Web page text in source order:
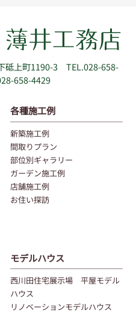
砥上町1190-3
TEL.028-658-
658-4429
各種施工例
新築施工例
間取りプラン
部位別ギャラリー
ガーデン施工例
店舗施工例
お住い探訪
モデルハウス
西川田住宅展示場 平屋モデル
ハウス
リノベーションモデルハウス